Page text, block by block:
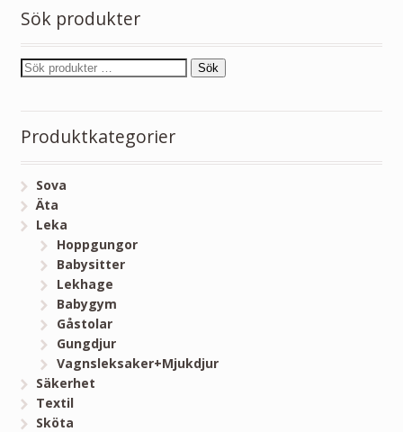
Sök produkter
Sök
Produktkategorier
Sova
Äta
Leka
Hoppgungor
Babysitter
Lekhage
Babygym
Gåstolar
Gungdjur
Vagnsleksaker+Mjukdjur
Säkerhet
Textil
Sköta